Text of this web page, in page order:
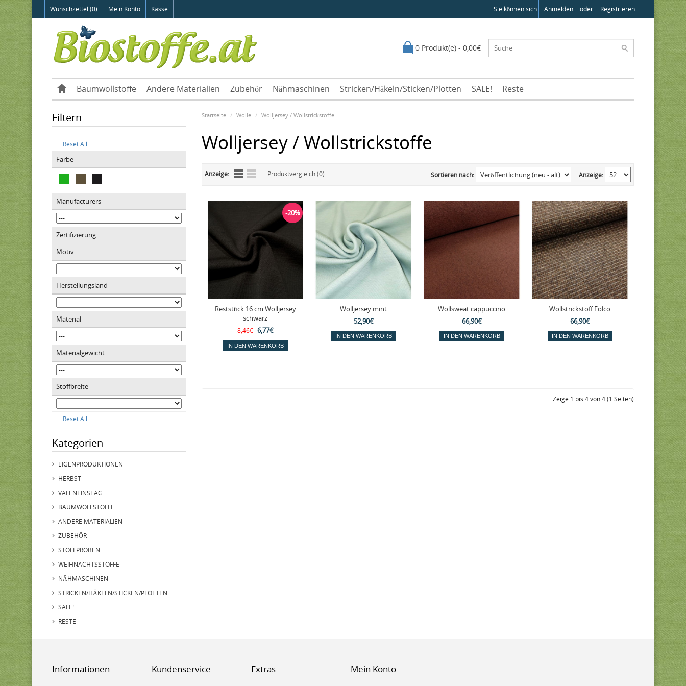
Wunschzettel (0) Mein Konto Kasse Sie können sich Anmelden oder Registrieren .
0 Produkt(e) - 0,00€
Baumwollstoffe Andere Materialien Zubehör Nähmaschinen Stricken/Häkeln/Sticken/Plotten SALE! Reste
Filtern
Reset All
Farbe
Manufacturers
Zertifizierung
Motiv
Herstellungsland
Material
Materialgewicht
Stoffbreite
Reset All
Kategorien
EIGENPRODUKTIONEN
HERBST
VALENTINSTAG
BAUMWOLLSTOFFE
ANDERE MATERIALIEN
ZUBEHÖR
STOFFPROBEN
WEIHNACHTSSTOFFE
NÄHMASCHINEN
STRICKEN/HÄKELN/STICKEN/PLOTTEN
SALE!
RESTE
Startseite Wolle Wolljersey / Wollstrickstoffe
Wolljersey / Wollstrickstoffe
Anzeige: Produktvergleich (0) Anzeige:
Sortieren nach:
Reststück 16 cm Wolljersey
schwarz
8,46€ 6,77€
-20%
Wolljersey mint
52,90€
Wollsweat cappuccino
66,90€
Wollstrickstoff Folco
66,90€
Zeige 1 bis 4 von 4 (1 Seiten)
Informationen Kundenservice Extras Mein Konto